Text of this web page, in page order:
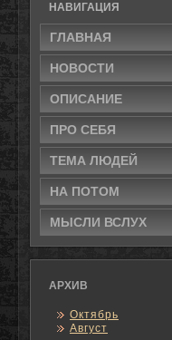
НАВИГАЦИЯ
ГЛАВНАЯ
НОВΟСТИ
ОПИСАНИЕ
ПРΟ СЕБЯ
ТЕМА ЛЮДЕЙ
НА ПОТΟМ
МЫСЛИ ВСЛУХ
АРХИВ
Октябрь
Август